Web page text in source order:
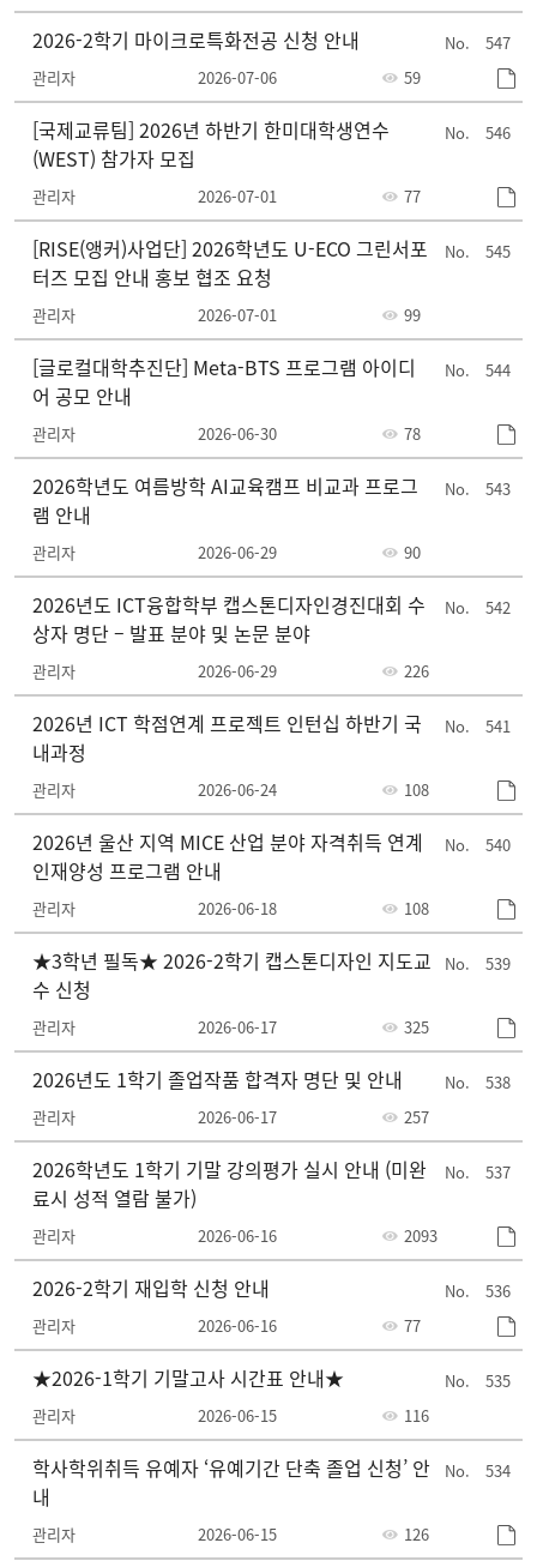
547
2026-2학기 마이크로특화전공 신청 안내
관리자 2026-07-06 59
546
[국제교류팀] 2026년 하반기 한미대학생연수
(WEST) 참가자 모집
관리자 2026-07-01 77
545
[RISE(앵커)사업단] 2026학년도 U-ECO 그린서포
터즈 모집 안내 홍보 협조 요청
관리자 2026-07-01 99
544
[글로컬대학추진단] Meta-BTS 프로그램 아이디
어 공모 안내
관리자 2026-06-30 78
543
2026학년도 여름방학 AI교육캠프 비교과 프로그
램 안내
관리자 2026-06-29 90
542
2026년도 ICT융합학부 캡스톤디자인경진대회 수
상자 명단 – 발표 분야 및 논문 분야
관리자 2026-06-29 226
541
2026년 ICT 학점연계 프로젝트 인턴십 하반기 국
내과정
관리자 2026-06-24 108
540
2026년 울산 지역 MICE 산업 분야 자격취득 연계
인재양성 프로그램 안내
관리자 2026-06-18 108
539
★3학년 필독★ 2026-2학기 캡스톤디자인 지도교
수 신청
관리자 2026-06-17 325
538
2026년도 1학기 졸업작품 합격자 명단 및 안내
관리자 2026-06-17 257
537
2026학년도 1학기 기말 강의평가 실시 안내 (미완
료시 성적 열람 불가)
관리자 2026-06-16 2093
536
2026-2학기 재입학 신청 안내
관리자 2026-06-16 77
535
★2026-1학기 기말고사 시간표 안내★
관리자 2026-06-15 116
534
학사학위취득 유예자 ‘유예기간 단축 졸업 신청’ 안
내
관리자 2026-06-15 126